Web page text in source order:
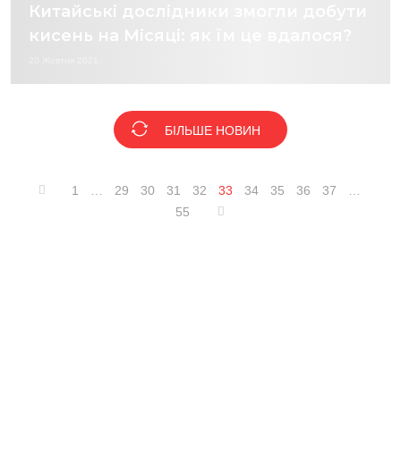
Китайські дослідники змогли добути
кисень на Місяці: як їм це вдалося?
БІЛЬШЕ НОВИН
1 29 30 31 32 33 34 35 36 37
55